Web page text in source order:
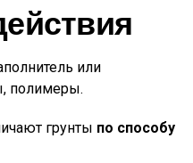
или
полимеры.
грунты по способу